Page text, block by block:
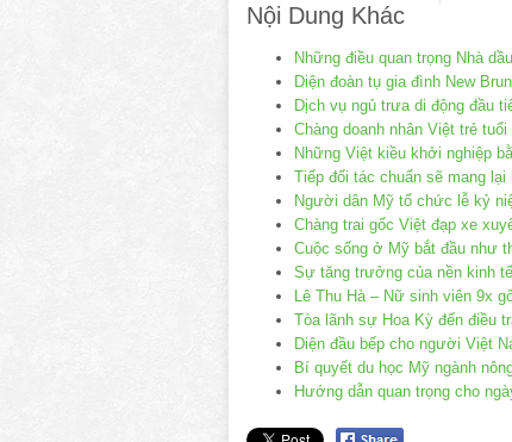
Nội Dung Khác
Những điều quan trọng Nhà
Diện đoàn tụ gia đình New
Dịch vụ ngủ trưa di động đầu
Chàng doanh nhân Việt trẻ
Những Việt kiều khởi nghiệp
Tiếp đối tác chuẩn sẽ mang lại
Người dân Mỹ tổ chức lễ kỷ
Chàng trai gốc Việt đạp xe
Cuộc sống ở Mỹ bắt đầu như
Sự tăng trưởng của nền kinh
Lê Thu Hà – Nữ sinh viên 9x
Tòa lãnh sự Hoa Kỳ đến điều
Diện đầu bếp cho người Việt
Bí quyết du học Mỹ ngành
Hướng dẫn quan trọng cho